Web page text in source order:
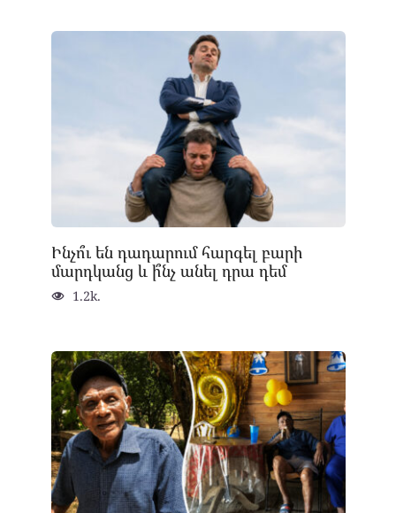
Ինչո՞ւ են դադարում հարգել բարի
մարդկանց և ի՞նչ անել դրա դեմ
1.2k.